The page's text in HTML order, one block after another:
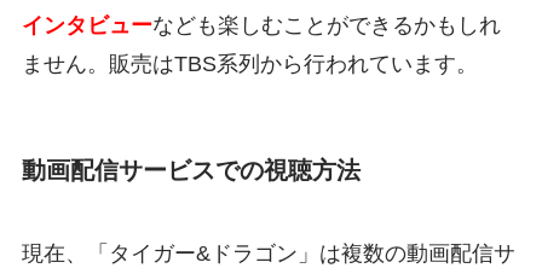
インタビューなども楽しむことができるかもしれ
ません。販売はTBS系列から行われています。
動画配信サービスでの視聴方法
現在、「タイガー&ドラゴン」は複数の動画配信サ